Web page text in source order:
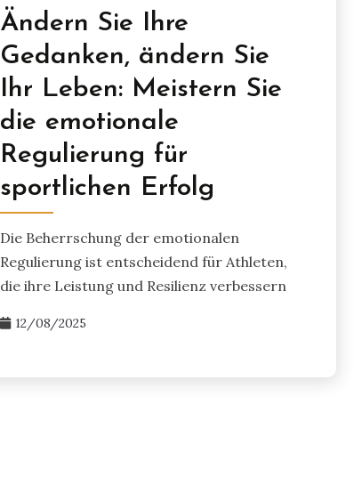
Ändern Sie Ihre
Gedanken, ändern Sie
Ihr Leben: Meistern Sie
die emotionale
Regulierung für
sportlichen Erfolg
Die Beherrschung der emotionalen
Regulierung ist entscheidend für Athleten,
die ihre Leistung und Resilienz verbessern
12/08/2025